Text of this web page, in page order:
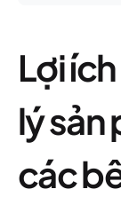
Lợi
lý sản
các